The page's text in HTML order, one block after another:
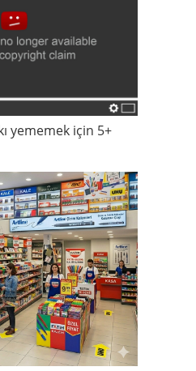
yememek için 5+